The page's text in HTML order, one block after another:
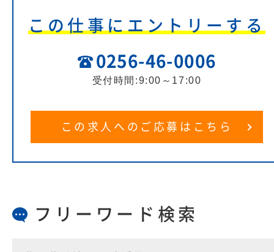
この仕事にエントリーする
0256-46-0006
受付時間:9:00～17:00
この求人へのご応募はこちら
フリーワード検索